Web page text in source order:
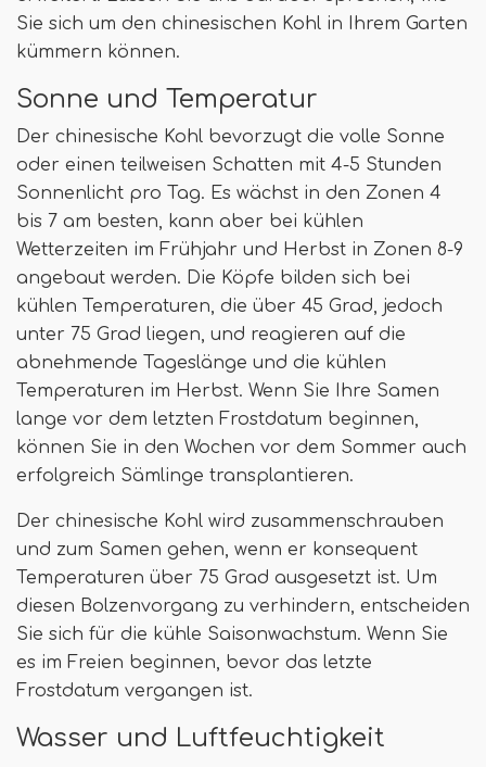
Sie sich um den chinesischen Kohl in Ihrem Garten
kümmern können.
Sonne und Temperatur
Der chinesische Kohl bevorzugt die volle Sonne
oder einen teilweisen Schatten mit 4-5 Stunden
Sonnenlicht pro Tag. Es wächst in den Zonen 4
bis 7 am besten, kann aber bei kühlen
Wetterzeiten im Frühjahr und Herbst in Zonen 8-9
angebaut werden. Die Köpfe bilden sich bei
kühlen Temperaturen, die über 45 Grad, jedoch
unter 75 Grad liegen, und reagieren auf die
abnehmende Tageslänge und die kühlen
Temperaturen im Herbst. Wenn Sie Ihre Samen
lange vor dem letzten Frostdatum beginnen,
können Sie in den Wochen vor dem Sommer auch
erfolgreich Sämlinge transplantieren.
Der chinesische Kohl wird zusammenschrauben
und zum Samen gehen, wenn er konsequent
Temperaturen über 75 Grad ausgesetzt ist. Um
diesen Bolzenvorgang zu verhindern, entscheiden
Sie sich für die kühle Saisonwachstum. Wenn Sie
es im Freien beginnen, bevor das letzte
Frostdatum vergangen ist.
Wasser und Luftfeuchtigkeit